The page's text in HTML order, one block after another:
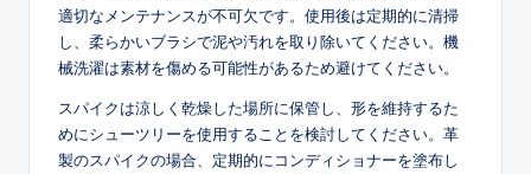
適切なメンテナンスが不可欠です。使用後は定期的に清掃
し、柔らかいブラシで泥や汚れを取り除いてください。機
械洗濯は素材を傷める可能性があるため避けてください。
スパイクは涼しく乾燥した場所に保管し、形を維持するた
めにシューツリーを使用することを検討してください。革
製のスパイクの場合、定期的にコンディショナーを塗布し